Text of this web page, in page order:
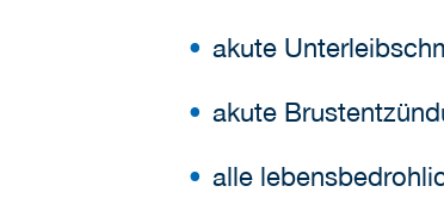
akute
akute
alle